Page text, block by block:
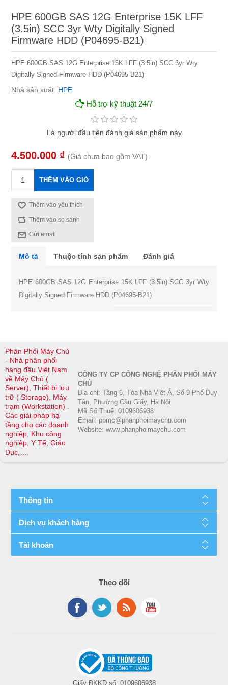
HPE 600GB SAS 12G Enterprise 15K LFF
(3.5in) SCC 3yr Wty Digitally Signed
Firmware HDD (P04695-B21)
HPE 600GB SAS 12G Enterprise 15K LFF (3.5in) SCC 3yr Wty
Digitally Signed Firmware HDD (P04695-B21)
Nhà sản xuất: HPE
Hỗ trợ kỹ thuật 24/7
Là người đầu tiên đánh giá sản phẩm này
4.500.000 ₫ (Giá chưa bao gồm VAT)
THÊM VÀO GIỎ
Thêm vào yêu thích
Thêm vào so sánh
Gửi email
Mô tả Thuộc tính sản phẩm Đánh giá
HPE 600GB SAS 12G Enterprise 15K LFF (3.5in) SCC 3yr Wty
Digitally Signed Firmware HDD (P04695-B21)
Phân Phối Máy Chủ
- Nhà phân phối
hàng đầu Việt Nam
về Máy Chủ (
Server), Thiết bị lưu
trữ ( Storage), Máy
trạm (Workstation) .
Các giải pháp hạ
tầng cho các doanh
nghiệp, Khu công
nghiệp, Y Tế, Giáo
Dục,….
CÔNG TY CP CÔNG NGHỆ PHÂN PHỐI MÁY
CHỦ
Địa chỉ: Tầng 6, Tòa Nhà Việt Á, Số 9 Phố Duy
Tân, Phường Cầu Giấy, Hà Nội
Mã Số Thuế: 0109606938
Email: ppmc@phanphoimaychu.com
Website: www.phanphoimaychu.com
Thông tin
Dịch vụ khách hàng
Tài khoản
Theo dõi
Giấy ĐKKD số: 0109606938